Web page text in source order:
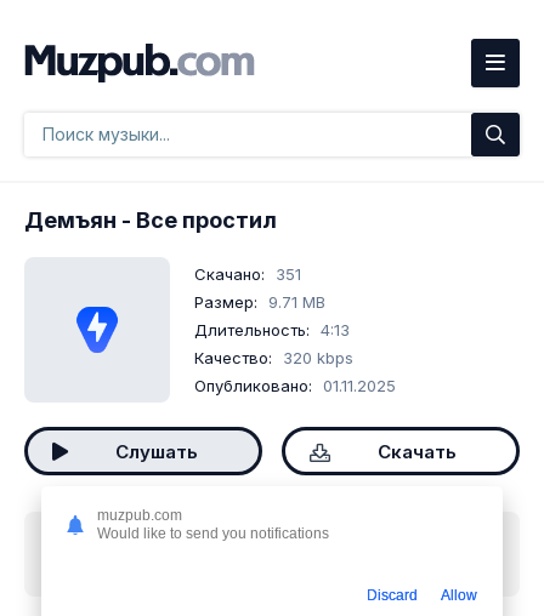
Демъян - Все простил
Скачано:
351
Размер:
9.71 MB
Длительность:
4:13
Качество:
320 kbps
Опубликовано:
01.11.2025
Слушать Скачать
Скачать песню Демъян - Все простил
muzpub.com
Would like to send you notifications
Discard Allow